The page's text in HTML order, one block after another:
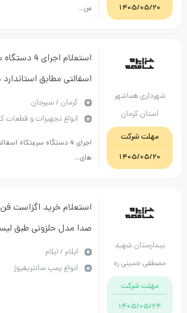
1405/
من...
هماشهر
شرکت
1405/
استعلام اجرای 4 دستگاه سرعتکاه
اسفالتی مطابق استاندارد های
اتوبان هماشهر
كرمان / سیرجان
انواع تجهیزات و قطعات کمپرسور
اجرای 4 دستگاه سرعتکاه اسفالتی مطابق
های...
شهید
خمینی ره
ایلام
شرکت
1405/
استعلام خرید اگزاست فن
صدا مدل حلزونی طبق لیست
ايلام / ایلام
انواع پمپ سانتریفیوژ